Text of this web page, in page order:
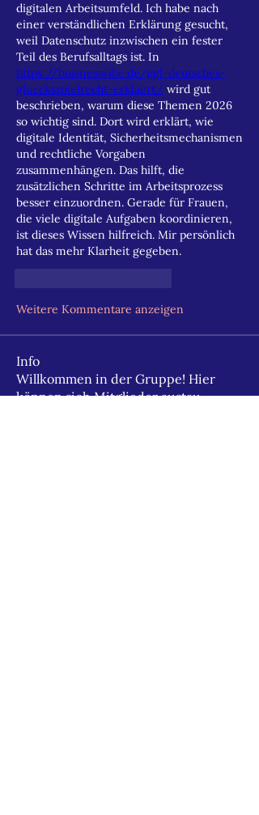
digitalen Arbeitsumfeld. Ich habe nach
einer verständlichen Erklärung gesucht,
weil Datenschutz inzwischen ein fester
https://businessvibe.de/ggl-deutsches-
gluecksspielrecht-erklaert/ wird gut
beschrieben, warum diese Themen 2026
so wichtig sind. Dort wird erklärt, wie
digitale Identität, Sicherheitsmechanismen
und rechtliche Vorgaben
zusammenhängen. Das hilft, die
zusätzlichen Schritte im Arbeitsprozess
besser einzuordnen. Gerade für Frauen,
die viele digitale Aufgaben koordinieren,
ist dieses Wissen hilfreich. Mir persönlich
hat das mehr Klarheit gegeben.
Weitere Kommentare anzeigen
Info
Willkommen in der Gruppe! Hier
können sich Mitglieder austau...